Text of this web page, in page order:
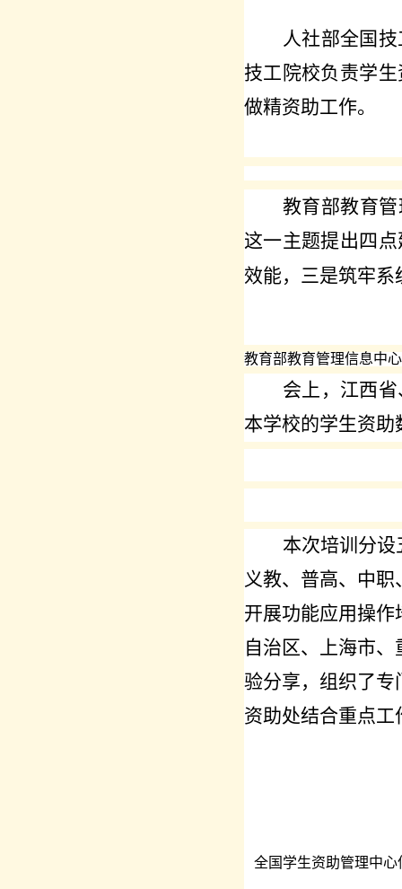
人社部全国
技工院校负责学
做精资助工作。
教育部教育
这一主题提出四
效能，三是筑牢
教育部教育管理信息中
会上，江西
本学校的学生资
本次培训分
义教、普高、中
开展功能应用操
自治区、上海市
验分享，组织了专
资助处结合重点
全国学生资助管理中心